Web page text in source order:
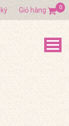
Giỏ hàng 0